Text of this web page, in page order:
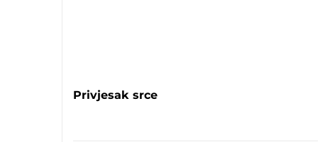
Privjesak srce